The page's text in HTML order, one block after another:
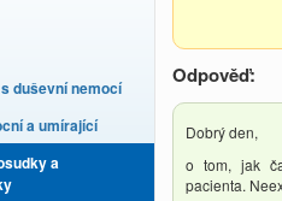
duševní nemocí
a umírající
a
Odpověď:
Dobrý den,
o tom, jak
pacienta.